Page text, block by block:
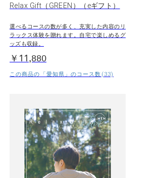
Relax Gift（GREEN）（eギフト）
選べるコースの数が多く、充実した内容のリ
ラックス体験を贈れます。自宅で楽しめるグ
ッズも収録。
￥11,880
この商品の「愛知県」のコース数(33)